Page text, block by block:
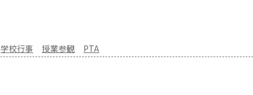
学校行事 授業参観 PTA